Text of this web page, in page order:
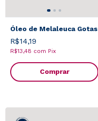
Óleo de Melaleuca Gotas
R$14,19
R$13,48 com Pix
Comprar